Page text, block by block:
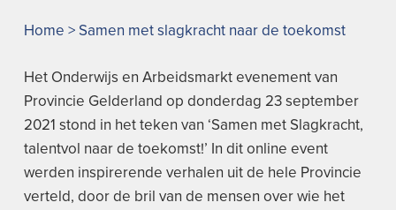
Home > Samen met slagkracht naar de toekomst
Het Onderwijs en Arbeidsmarkt evenement van
Provincie Gelderland op donderdag 23 september
2021 stond in het teken van ‘Samen met Slagkracht,
talentvol naar de toekomst!’ In dit online event
werden inspirerende verhalen uit de hele Provincie
verteld, door de bril van de mensen over wie het